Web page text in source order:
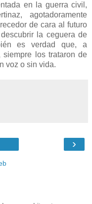
en la guerra civil,
agotadoramente
de cara al futuro
la ceguera de
es verdad que, a
los trataron de
voz o sin vida.
›